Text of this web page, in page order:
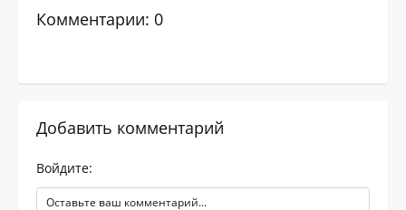
Комментарии: 0
Добавить комментарий
Войдите: